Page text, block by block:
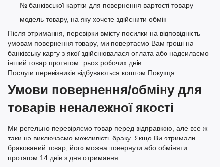
№ банківської картки для повернення вартості товару
модель товару, на яку хочете здійснити обмін
Після отримання, перевірки вмісту посилки на відповідність
умовам повернення товару, ми повертаємо Вам гроші на
банківську карту з якої здійснювалася оплата або надсилаємо
інший товар протягом трьох робочих днів.
Послуги перевізників відбуваються коштом Покупця.
Умови повернення/обміну для
товарів неналежної якості
Ми ретельно перевіряємо товар перед відправкою, але все ж
таки не виключаємо можливість браку. Якщо Ви отримали
бракований товар, його можна повернути або обміняти
протягом 14 днів з дня отримання.